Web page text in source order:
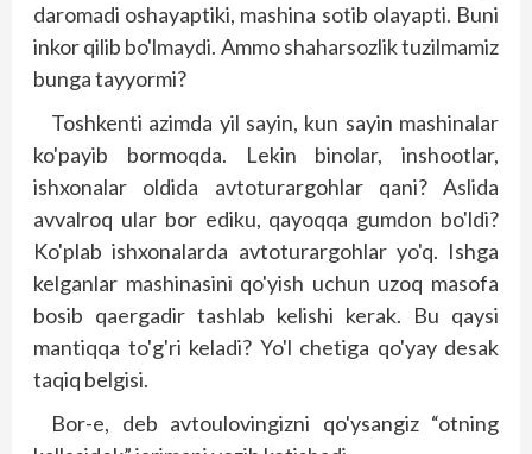
daromadi oshayaptiki, mashina sotib olayapti. Buni
inkor qilib bo'lmaydi. Ammo shaharsozlik tuzilmamiz
bunga tayyormi?
Toshkenti azimda yil sayin, kun sayin mashinalar
ko'payib bormoqda. Lekin binolar, inshootlar,
ishxonalar oldida avtoturargohlar qani? Aslida
avvalroq ular bor ediku, qayoqqa gumdon bo'ldi?
Ko'plab ishxonalarda avtoturargohlar yo'q. Ishga
kelganlar mashinasini qo'yish uchun uzoq masofa
bosib qaergadir tashlab kelishi kerak. Bu qaysi
mantiqqa to'g'ri keladi? Yo'l chetiga qo'yay desak
taqiq belgisi.
Bor-e, deb avtoulovingizni qo'ysangiz “otning